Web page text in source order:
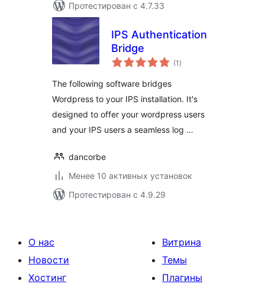
Протестирован с 4.7.33
IPS Authentication
Bridge
(1 общий
рейтинг
)
The following software bridges
Wordpress to your IPS installation. It's
designed to offer your wordpress users
and your IPS users a seamless log …
dancorbe
Менее 10 активных установок
Протестирован с 4.9.29
О нас
Новости
Хостинг
Витрина
Темы
Плагины